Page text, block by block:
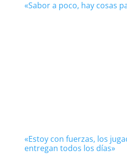
«Sabor a poco, hay cosas
«Estoy con fuerzas, los
entregan todos los días»